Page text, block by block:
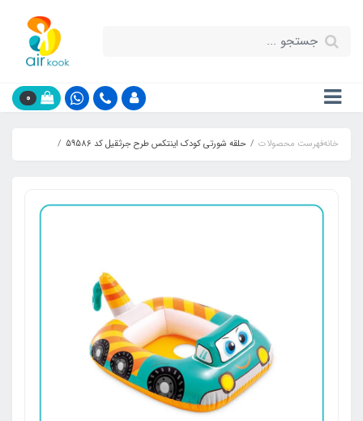
0
خانهفهرست محصولات حلقه شورتی کودک اینتکس طرح جرثقیل کد 59586